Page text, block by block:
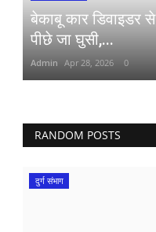
बेकाबू कार डिवाइडर
पीछे जा घुसी,...
Admin Apr 28, 2026 0
RANDOM POSTS
दुर्ग संभाग